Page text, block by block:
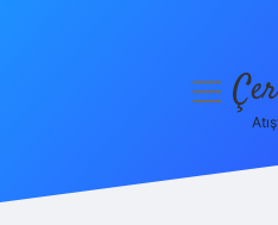
menüyü